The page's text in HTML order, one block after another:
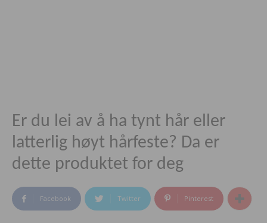
Er du lei av å ha tynt hår eller
latterlig høyt hårfeste? Da er
dette produktet for deg
Facebook Twitter Pinterest